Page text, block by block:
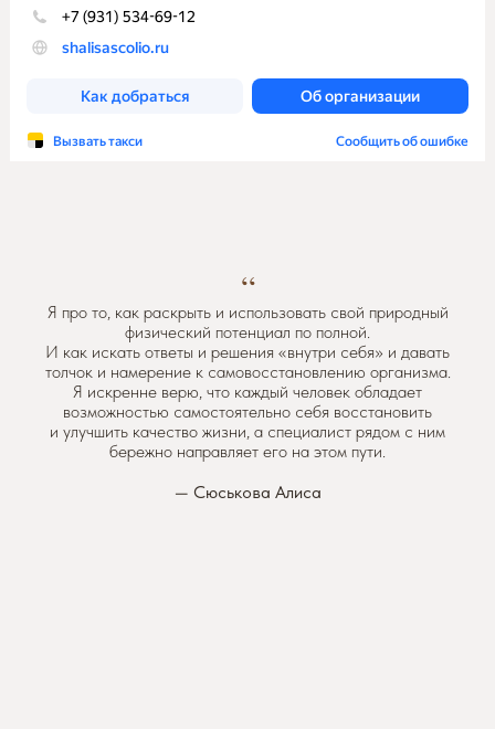
“
Я про то, как раскрыть и использовать свой природный
физический потенциал по полной.
И как искать ответы и решения «внутри себя» и давать
толчок и намерение к самовосстановлению организма.
Я искренне верю, что каждый человек обладает
возможностью самостоятельно себя восстановить
и улучшить качество жизни, а специалист рядом с ним
бережно направляет его на этом пути.
— Сюськова Алиса